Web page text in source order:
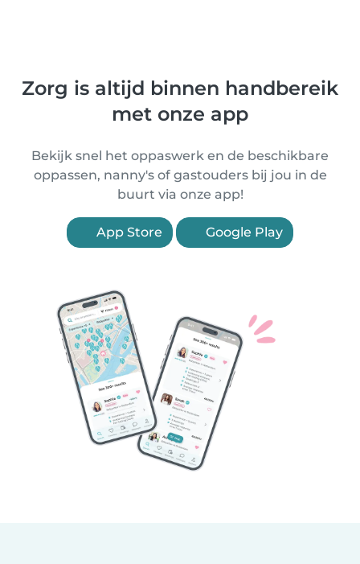
Zorg is altijd binnen handbereik
met onze app
Bekijk snel het oppaswerk en de beschikbare
oppassen, nanny's of gastouders bij jou in de
buurt via onze app!
App Store Google Play